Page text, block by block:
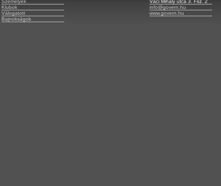
Személyek
Klubok
Válogatott
Bajnokságok
Váci Mihály utca 3. Fsz. 2
info@govern.hu
www.govern.hu